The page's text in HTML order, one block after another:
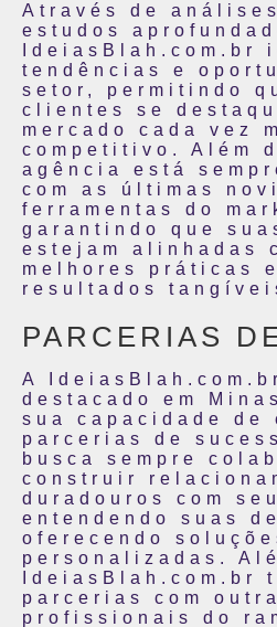
Através de
estudos
IdeiasBlah.com.br
tendências e
setor, permitindo
clientes se
mercado cada vez
competitivo. Além
agência está
com as últimas
ferramentas do
garantindo que
estejam alinhadas
melhores práticas
resultados
PARCERIAS
A
destacado em
sua capacidade de
parcerias de
busca sempre
construir
duradouros com
entendendo suas
oferecendo
personalizadas.
IdeiasBlah.com.br
parcerias com
profissionais do